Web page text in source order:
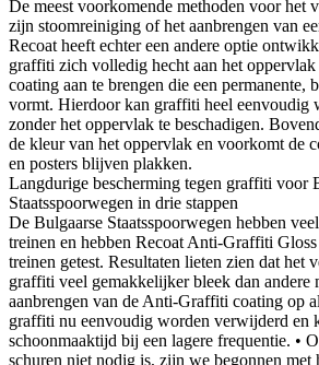
De meest voorkomende methoden voor het
zijn stoomreiniging of het aanbrengen van
Recoat heeft echter een andere optie
graffiti zich volledig hecht aan het
coating aan te brengen die een permanente,
vormt. Hierdoor kan graffiti heel eenvoudig
zonder het oppervlak te beschadigen.
de kleur van het oppervlak en voorkomt de
en posters blijven plakken.
Langdurige bescherming tegen graffiti voor
Staatsspoorwegen in drie stappen
De Bulgaarse Staatsspoorwegen hebben
treinen en hebben Recoat Anti-Graffiti
treinen getest. Resultaten lieten zien dat het
graffiti veel gemakkelijker bleek dan andere
aanbrengen van de Anti-Graffiti coating op
graffiti nu eenvoudig worden verwijderd en
schoonmaaktijd bij een lagere frequentie. •
schuren niet nodig is, zijn we begonnen met